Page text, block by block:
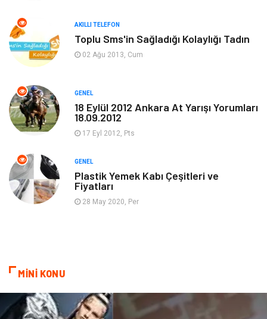
Dekorasyon Tatil
Makine
Güzellik & Bakım
Organizasyon
Hizmet
Aksesuar
AKILLI TELEFON
Toplu Sms'in Sağladığı Kolaylığı Tadın
02 Ağu 2013, Cum
GENEL
18 Eylül 2012 Ankara At Yarışı Yorumları
18.09.2012
17 Eyl 2012, Pts
GENEL
Plastik Yemek Kabı Çeşitleri ve
Fiyatları
28 May 2020, Per
MİNİ KONU